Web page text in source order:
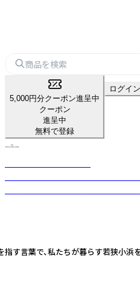
5,000円分クーポン進呈中
クーポン
進呈中
無料で登録
ログイン
葉で、私たちが暮らす若